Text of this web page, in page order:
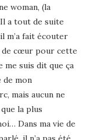
woman, (la
a tout de suite
m’a fait écouter
de cœur pour cette
me suis dit que ça
de mon
mais aucun ne
la plus
Dans ma vie de